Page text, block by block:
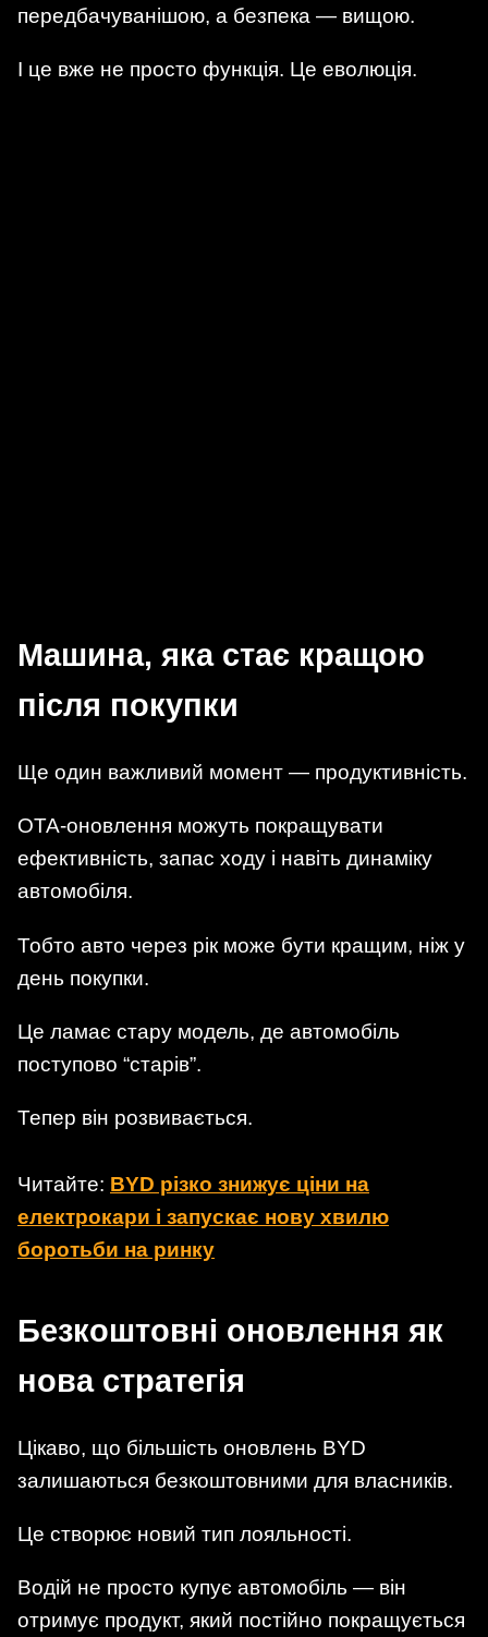
передбачуванішою, а безпека — вищою.
І це вже не просто функція. Це еволюція.
Машина, яка стає кращою
після покупки
Ще один важливий момент — продуктивність.
OTA-оновлення можуть покращувати
ефективність, запас ходу і навіть динаміку
автомобіля.
Тобто авто через рік може бути кращим, ніж у
день покупки.
Це ламає стару модель, де автомобіль
поступово “старів”.
Тепер він розвивається.
Читайте: BYD різко знижує ціни на
електрокари і запускає нову хвилю
боротьби на ринку
Безкоштовні оновлення як
нова стратегія
Цікаво, що більшість оновлень BYD
залишаються безкоштовними для власників.
Це створює новий тип лояльності.
Водій не просто купує автомобіль — він
отримує продукт, який постійно покращується